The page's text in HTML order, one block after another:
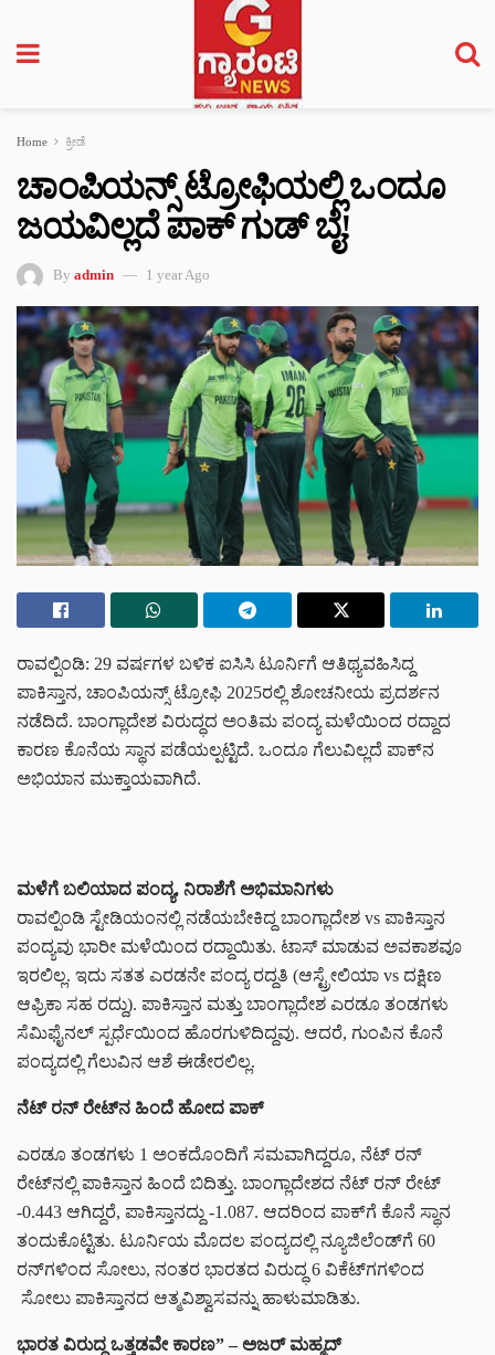
Home ಕ್ರೀಡೆ
ಚಾಂಪಿಯನ್ಸ್ ಟ್ರೋಫಿಯಲ್ಲಿ ಒಂದೂ
ಜಯವಿಲ್ಲದೆ ಪಾಕ್ ಗುಡ್ ಬೈ!
By admin 1 year Ago
ರಾವಲ್ಪಿಂಡಿ: 29 ವರ್ಷಗಳ ಬಳಿಕ ಐಸಿಸಿ ಟೂರ್ನಿಗೆ ಆತಿಥ್ಯವಹಿಸಿದ್ದ
ಪಾಕಿಸ್ತಾನ, ಚಾಂಪಿಯನ್ಸ್ ಟ್ರೋಫಿ 2025ರಲ್ಲಿ ಶೋಚನೀಯ ಪ್ರದರ್ಶನ
ನಡೆದಿದೆ. ಬಾಂಗ್ಲಾದೇಶ ವಿರುದ್ಧದ ಅಂತಿಮ ಪಂದ್ಯ ಮಳೆಯಿಂದ ರದ್ದಾದ
ಕಾರಣ ಕೊನೆಯ ಸ್ಥಾನ ಪಡೆಯಲ್ಪಟ್ಟಿದೆ. ಒಂದೂ ಗೆಲುವಿಲ್ಲದೆ ಪಾಕ್‌ನ
ಅಭಿಯಾನ ಮುಕ್ತಾಯವಾಗಿದೆ.
ಮಳೆಗೆ ಬಲಿಯಾದ ಪಂದ್ಯ, ನಿರಾಶೆಗೆ ಅಭಿಮಾನಿಗಳು
ರಾವಲ್ಪಿಂಡಿ ಸ್ಟೇಡಿಯಂನಲ್ಲಿ ನಡೆಯಬೇಕಿದ್ದ ಬಾಂಗ್ಲಾದೇಶ vs ಪಾಕಿಸ್ತಾನ
ಪಂದ್ಯವು ಭಾರೀ ಮಳೆಯಿಂದ ರದ್ದಾಯಿತು. ಟಾಸ್ ಮಾಡುವ ಅವಕಾಶವೂ
ಇರಲಿಲ್ಲ. ಇದು ಸತತ ಎರಡನೇ ಪಂದ್ಯ ರದ್ದತಿ (ಆಸ್ಟ್ರೇಲಿಯಾ vs ದಕ್ಷಿಣ
ಆಫ್ರಿಕಾ ಸಹ ರದ್ದು). ಪಾಕಿಸ್ತಾನ ಮತ್ತು ಬಾಂಗ್ಲಾದೇಶ ಎರಡೂ ತಂಡಗಳು
ಸೆಮಿಫೈನಲ್ ಸ್ಪರ್ಧೆಯಿಂದ ಹೊರಗುಳಿದಿದ್ದವು. ಆದರೆ, ಗುಂಪಿನ ಕೊನೆ
ಪಂದ್ಯದಲ್ಲಿ ಗೆಲುವಿನ ಆಶೆ ಈಡೇರಲಿಲ್ಲ.
ನೆಟ್ ರನ್ ರೇಟ್‌ನ ಹಿಂದೆ ಹೋದ ಪಾಕ್
ಎರಡೂ ತಂಡಗಳು 1 ಅಂಕದೊಂದಿಗೆ ಸಮವಾಗಿದ್ದರೂ, ನೆಟ್ ರನ್
ರೇಟ್‌ನಲ್ಲಿ ಪಾಕಿಸ್ತಾನ ಹಿಂದೆ ಬಿದಿತ್ತು. ಬಾಂಗ್ಲಾದೇಶದ ನೆಟ್ ರನ್ ರೇಟ್
-0.443 ಆಗಿದ್ದರೆ, ಪಾಕಿಸ್ತಾನದ್ದು -1.087. ಆದರಿಂದ ಪಾಕ್‌ಗೆ ಕೊನೆ ಸ್ಥಾನ
ತಂದುಕೊಟ್ಟಿತು. ಟೂರ್ನಿಯ ಮೊದಲ ಪಂದ್ಯದಲ್ಲಿ ನ್ಯೂಜಿಲೆಂಡ್‌ಗೆ 60
ರನ್‌ಗಳಿಂದ ಸೋಲು, ನಂತರ ಭಾರತದ ವಿರುದ್ಧ 6 ವಿಕೆಟ್‌ಗಗಳಿಂದ
ಸೋಲು ಪಾಕಿಸ್ತಾನದ ಆತ್ಮವಿಶ್ವಾಸವನ್ನು ಹಾಳುಮಾಡಿತು.
ಭಾರತ ವಿರುದ್ಧ ಒತ್ತಡವೇ ಕಾರಣ” – ಅಜರ್ ಮಹ್ಮದ್